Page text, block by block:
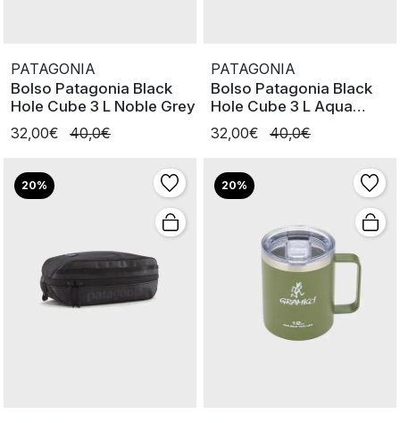
PATAGONIA
Bolso Patagonia Black
Hole Cube 3 L Noble Grey
32,00€
40,0€
PATAGONIA
Bolso Patagonia Black
Hole Cube 3 L Aqua
Stone
32,00€ 40,0€
20% 20%